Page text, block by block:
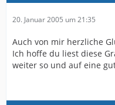
20. Januar 2005 um 21:35
Auch von mir herzliche
Ich hoffe du liest diese
weiter so und auf eine